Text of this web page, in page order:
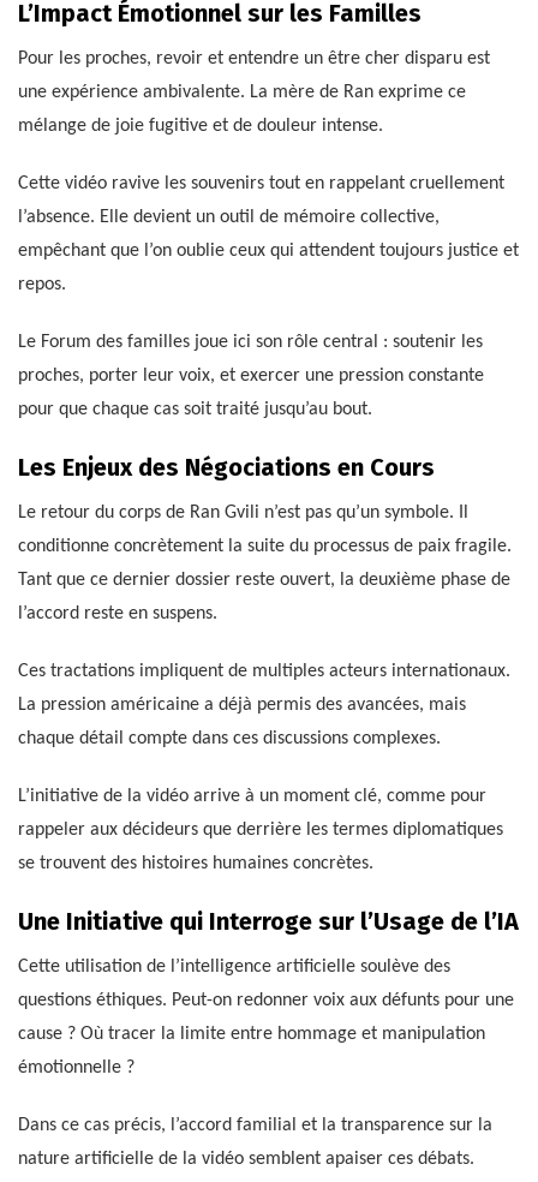
L’Impact Émotionnel sur les Familles
Pour les proches, revoir et entendre un être cher disparu est
une expérience ambivalente. La mère de Ran exprime ce
mélange de joie fugitive et de douleur intense.
Cette vidéo ravive les souvenirs tout en rappelant cruellement
l’absence. Elle devient un outil de mémoire collective,
empêchant que l’on oublie ceux qui attendent toujours justice et
repos.
Le Forum des familles joue ici son rôle central : soutenir les
proches, porter leur voix, et exercer une pression constante
pour que chaque cas soit traité jusqu’au bout.
Les Enjeux des Négociations en Cours
Le retour du corps de Ran Gvili n’est pas qu’un symbole. Il
conditionne concrètement la suite du processus de paix fragile.
Tant que ce dernier dossier reste ouvert, la deuxième phase de
l’accord reste en suspens.
Ces tractations impliquent de multiples acteurs internationaux.
La pression américaine a déjà permis des avancées, mais
chaque détail compte dans ces discussions complexes.
L’initiative de la vidéo arrive à un moment clé, comme pour
rappeler aux décideurs que derrière les termes diplomatiques
se trouvent des histoires humaines concrètes.
Une Initiative qui Interroge sur l’Usage de l’IA
Cette utilisation de l’intelligence artificielle soulève des
questions éthiques. Peut-on redonner voix aux défunts pour une
cause ? Où tracer la limite entre hommage et manipulation
émotionnelle ?
Dans ce cas précis, l’accord familial et la transparence sur la
nature artificielle de la vidéo semblent apaiser ces débats.